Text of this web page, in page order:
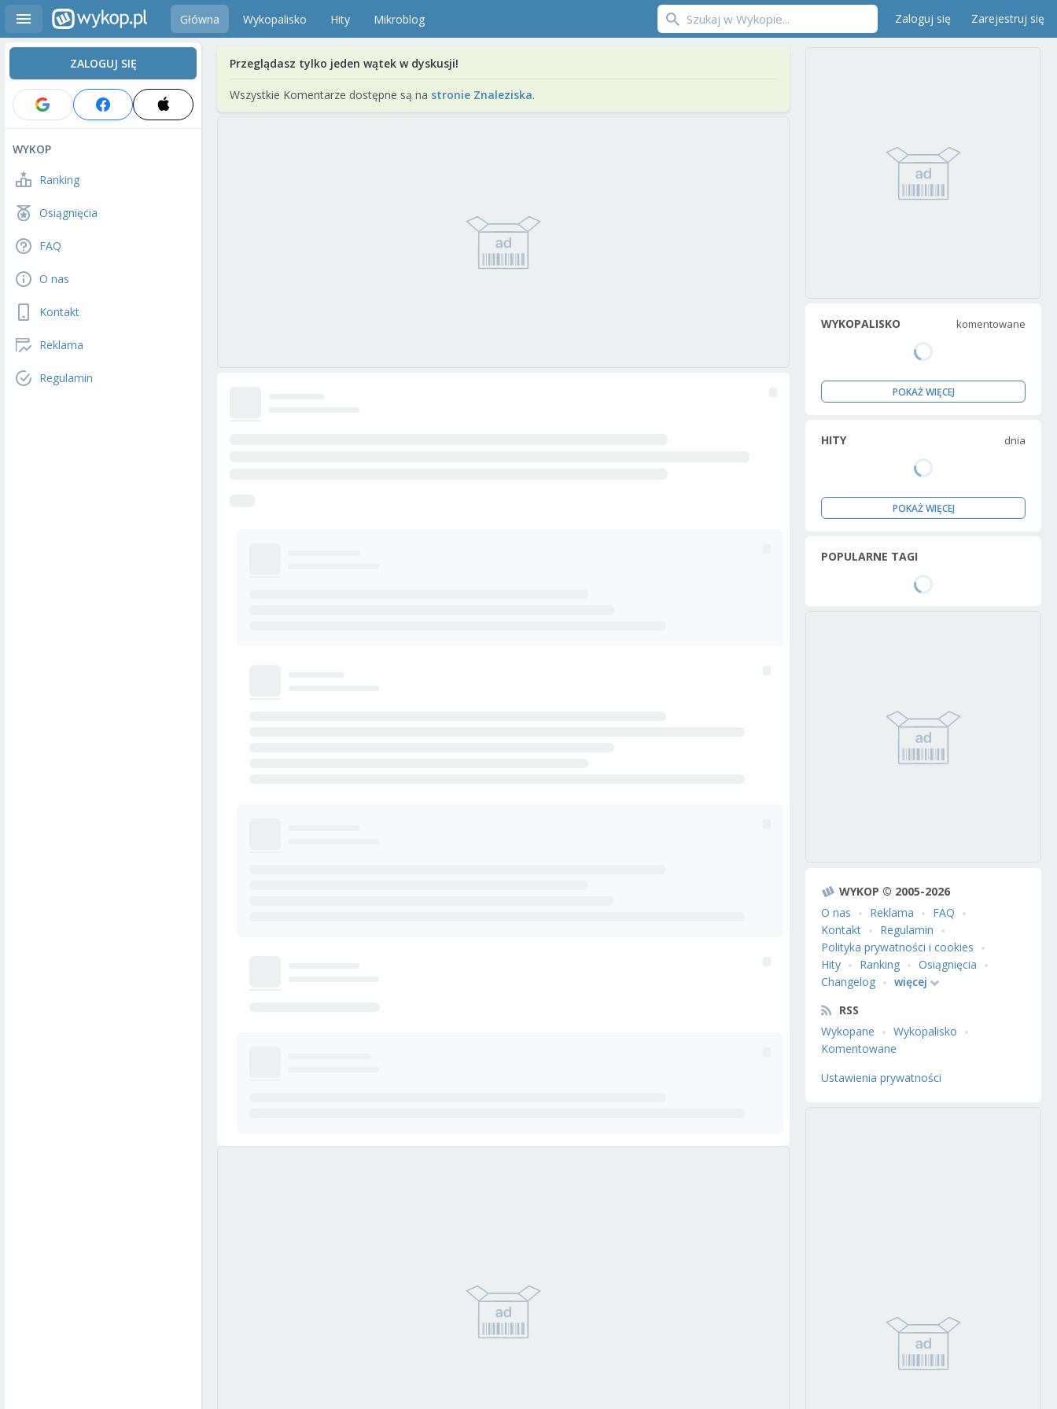
Główna Wykopalisko Hity Mikroblog Zaloguj się Zarejestruj się
ZALOGUJ SIĘ
WYKOP
Ranking
Osiągnięcia
FAQ
O nas
Kontakt
Reklama
Regulamin
Przeglądasz tylko jeden wątek w dyskusji!
Wszystkie Komentarze dostępne są na stronie Znaleziska.
WYKOPALISKO komentowane
POKAŻ WIĘCEJ
HITY dnia
POKAŻ WIĘCEJ
POPULARNE TAGI
WYKOP © 2005-2026
O nas
Reklama
FAQ
Kontakt
Regulamin
Polityka prywatności i cookies
Hity
Ranking
Osiągnięcia
Changelog
więcej
RSS
Wykopane
Wykopalisko
Komentowane
Ustawienia prywatności